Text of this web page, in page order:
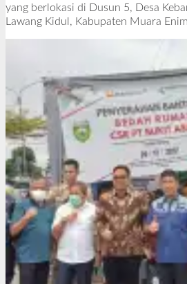
e
h
i
yang berlokasi di Dusun 5, Desa
Lawang Kidul, Kabupaten Muara Enim